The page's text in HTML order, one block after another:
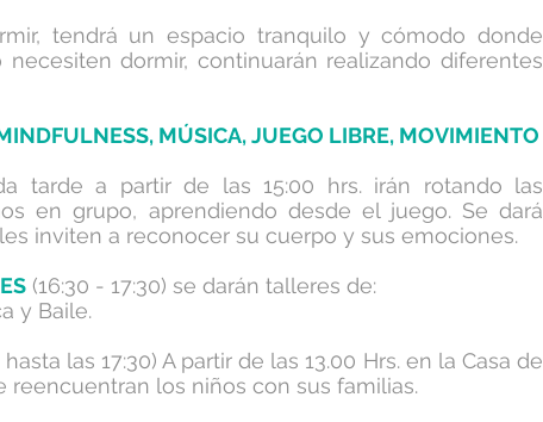
tendrá un espacio tranquilo y cómodo donde
dormir, continuarán realizando diferentes
MÚSICA, JUEGO LIBRE, MOVIMIENTO
tarde a partir de las 15:00 hrs. irán rotando las
en grupo, aprendiendo desde el juego. Se dará
inviten a reconocer su cuerpo y sus emociones.
(16:30 - 17:30) se darán talleres de:
y Baile.
las 17:30) A partir de las 13.00 Hrs. en la Casa de
reencuentran los niños con sus familias.